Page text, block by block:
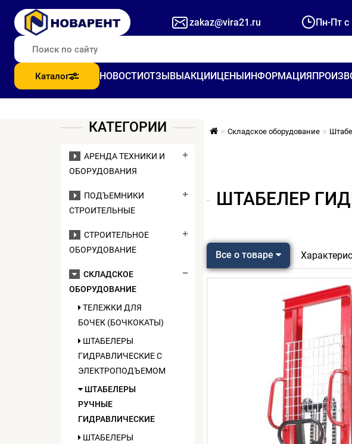
zakaz@vira21.ru Пн-Пт с
Каталог НОВОСТИОТЗЫВЫАКЦИИЦЕНЫИНФОРМАЦИЯ
КАТЕГОРИИ
АРЕНДА ТЕХНИКИ И
ОБОРУДОВАНИЯ
ПОДЪЕМНИКИ
СТРОИТЕЛЬНЫЕ
СТРОИТЕЛЬНОЕ
ОБОРУДОВАНИЕ
СКЛАДСКОЕ
ОБОРУДОВАНИЕ
ТЕЛЕЖКИ ДЛЯ
БОЧЕК (БОЧКОКАТЫ)
ШТАБЕЛЕРЫ
ГИДРАВЛИЧЕСКИЕ C
ЭЛЕКТРОПОДЪЕМОМ
ШТАБЕЛЕРЫ
РУЧНЫЕ
ГИДРАВЛИЧЕСКИЕ
ШТАБЕЛЕРЫ
Складское оборудование
ШТАБЕЛЕР
Все о товаре